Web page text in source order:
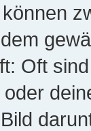
Oft